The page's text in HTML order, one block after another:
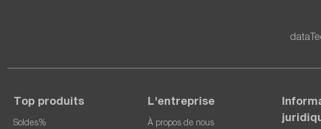
Top produits
Soldes%
L'entreprise
À propos de nous